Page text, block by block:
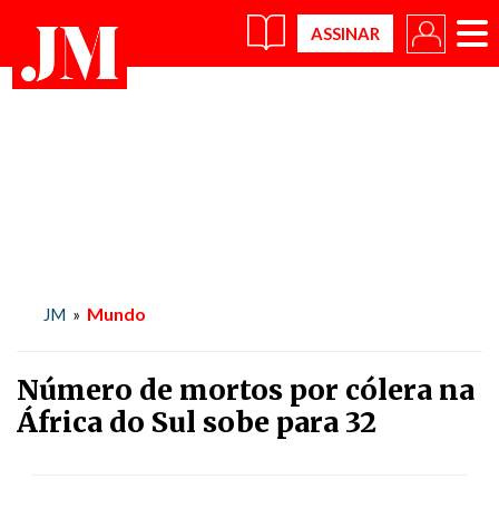
×
JM » Mundo
Número de mortos por cólera na
África do Sul sobe para 32